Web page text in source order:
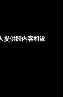
提供跨内容和设